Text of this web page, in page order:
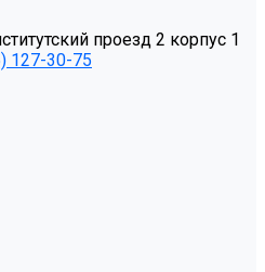
проезд 2 корпус 1
127-30-75